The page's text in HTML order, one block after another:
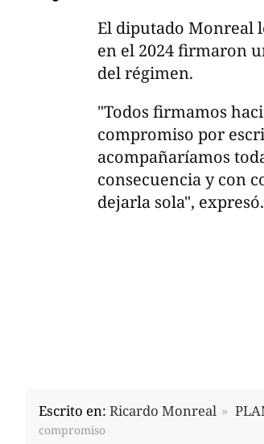
comparte
El diputado Monreal
en el 2024 firmaron
del régimen.
"Todos firmamos
compromiso por
acompañaríamos
consecuencia y con
dejarla sola", expresó.
Escrito en: Ricardo Monreal
compromiso